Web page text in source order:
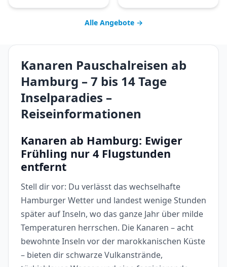
Alle Angebote →
Kanaren Pauschalreisen ab
Hamburg – 7 bis 14 Tage
Inselparadies –
Reiseinformationen
Kanaren ab Hamburg: Ewiger
Frühling nur 4 Flugstunden
entfernt
Stell dir vor: Du verlässt das wechselhafte
Hamburger Wetter und landest wenige Stunden
später auf Inseln, wo das ganze Jahr über milde
Temperaturen herrschen. Die Kanaren – acht
bewohnte Inseln vor der marokkanischen Küste
– bieten dir schwarze Vulkanstrände,